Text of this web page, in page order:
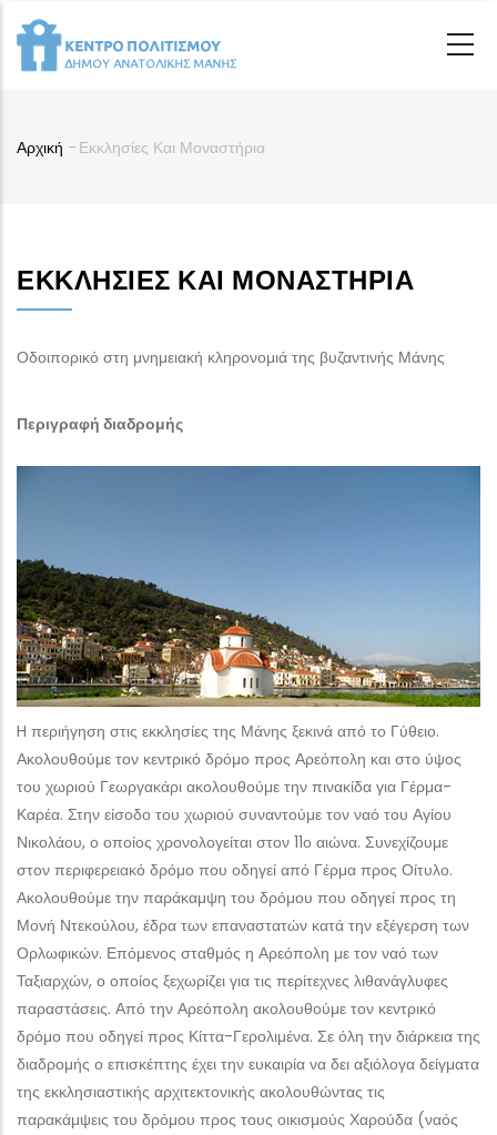
Παράκαμψη
προς
Breadcrumb
Αρχική - Εκκλησίες Και Μοναστήρια
ΕΚΚΛΗΣΊΕΣ ΚΑΙ ΜΟΝΑΣΤΉΡΙΑ
Οδοιπορικό στη μνημειακή κληρονομιά της βυζαντινής Μάνης
Περιγραφή διαδρομής
H περιήγηση στις εκκλησίες της Μάνης ξεκινά από το Γύθειο.
Ακολουθούμε τον κεντρικό δρόμο προς Αρεόπολη και στο ύψος
του χωριού Γεωργακάρι ακολουθούμε την πινακίδα για Γέρμα-
Καρέα. Στην είσοδο του χωριού συναντούμε τον ναό του Αγίου
Νικολάου, ο οποίος χρονολογείται στον 11ο αιώνα. Συνεχίζουμε
στον περιφερειακό δρόμο που οδηγεί από Γέρμα προς Οίτυλο.
Ακολουθούμε την παράκαμψη του δρόμου που οδηγεί προς τη
Μονή Ντεκούλου, έδρα των επαναστατών κατά την εξέγερση των
Ορλωφικών. Επόμενος σταθμός η Αρεόπολη με τον ναό των
Ταξιαρχών, ο οποίος ξεχωρίζει για τις περίτεχνες λιθανάγλυφες
παραστάσεις. Από την Αρεόπολη ακολουθούμε τον κεντρικό
δρόμο που οδηγεί προς Κίττα-Γερολιμένα. Σε όλη την διάρκεια της
διαδρομής ο επισκέπτης έχει την ευκαιρία να δει αξιόλογα δείγματα
της εκκλησιαστικής αρχιτεκτονικής ακολουθώντας τις
παρακάμψεις του δρόμου προς τους οικισμούς Χαρούδα (ναός